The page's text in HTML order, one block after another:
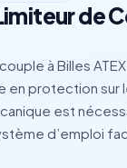
de
à Billes
en protection sur
est
d’emploi